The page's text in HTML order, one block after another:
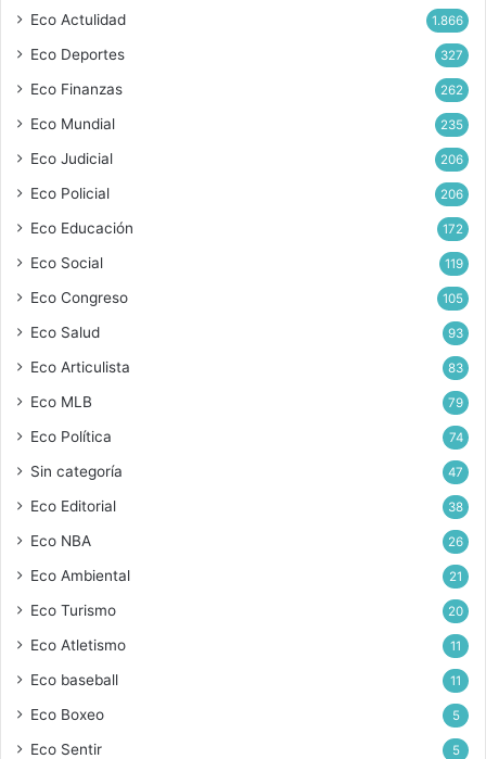
Eco Actulidad 1.866
Eco Deportes 327
Eco Finanzas 262
Eco Mundial 235
Eco Judicial 206
Eco Policial 206
Eco Educación 172
Eco Social 119
Eco Congreso 105
Eco Salud 93
Eco Articulista 83
Eco MLB 79
Eco Política 74
Sin categoría 47
Eco Editorial 38
Eco NBA 26
Eco Ambiental 21
Eco Turismo 20
Eco Atletismo 11
Eco baseball 11
Eco Boxeo 5
Eco Sentir 5